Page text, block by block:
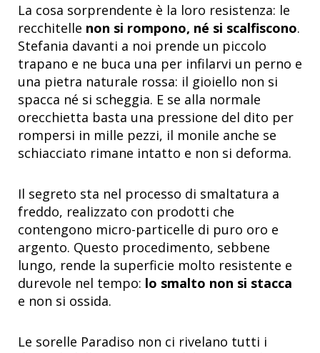
La cosa sorprendente è la loro resistenza: le
recchitelle non si rompono, né si scalfiscono.
Stefania davanti a noi prende un piccolo
trapano e ne buca una per infilarvi un perno e
una pietra naturale rossa: il gioiello non si
spacca né si scheggia. E se alla normale
orecchietta basta una pressione del dito per
rompersi in mille pezzi, il monile anche se
schiacciato rimane intatto e non si deforma.
Il segreto sta nel processo di smaltatura a
freddo, realizzato con prodotti che
contengono micro-particelle di puro oro e
argento. Questo procedimento, sebbene
lungo, rende la superficie molto resistente e
durevole nel tempo: lo smalto non si stacca
e non si ossida.
Le sorelle Paradiso non ci rivelano tutti i